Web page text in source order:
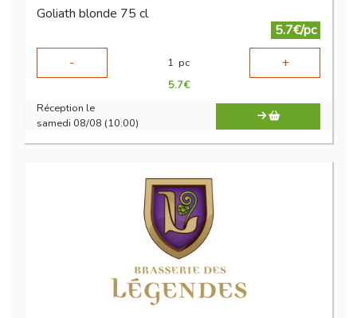
Goliath blonde 75 cl
5.7€/pc
-
1 pc +
5.7€
Réception le
samedi 08/08 (10:00)